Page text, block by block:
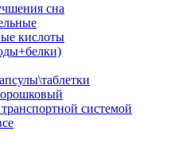
сна
кислоты
системой